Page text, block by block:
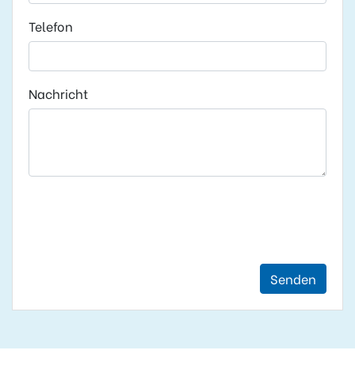
Telefon
Nachricht
Senden